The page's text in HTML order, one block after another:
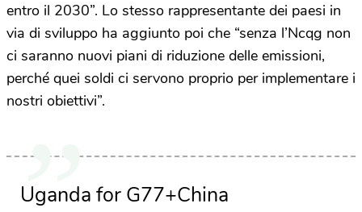
entro il 2030”. Lo stesso rappresentante dei paesi in
via di sviluppo ha aggiunto poi che “senza l’Ncqg non
ci saranno nuovi piani di riduzione delle emissioni,
perché quei soldi ci servono proprio per implementare i
nostri obiettivi”.
Uganda for G77+China